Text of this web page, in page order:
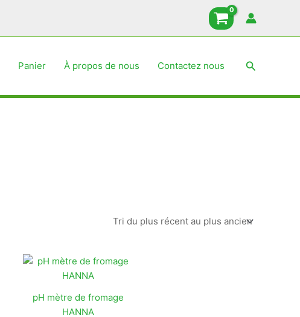
Panier À propos de nous Contactez nous
pH mètre de fromage
HANNA